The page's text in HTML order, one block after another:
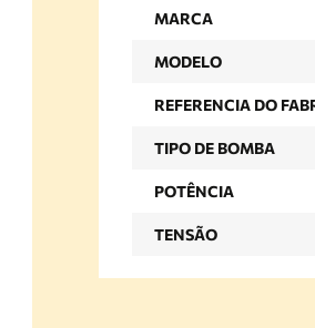
MARCA
MODELO
REFERENCIA DO
TIPO DE BOMBA
POTÊNCIA
TENSÃO